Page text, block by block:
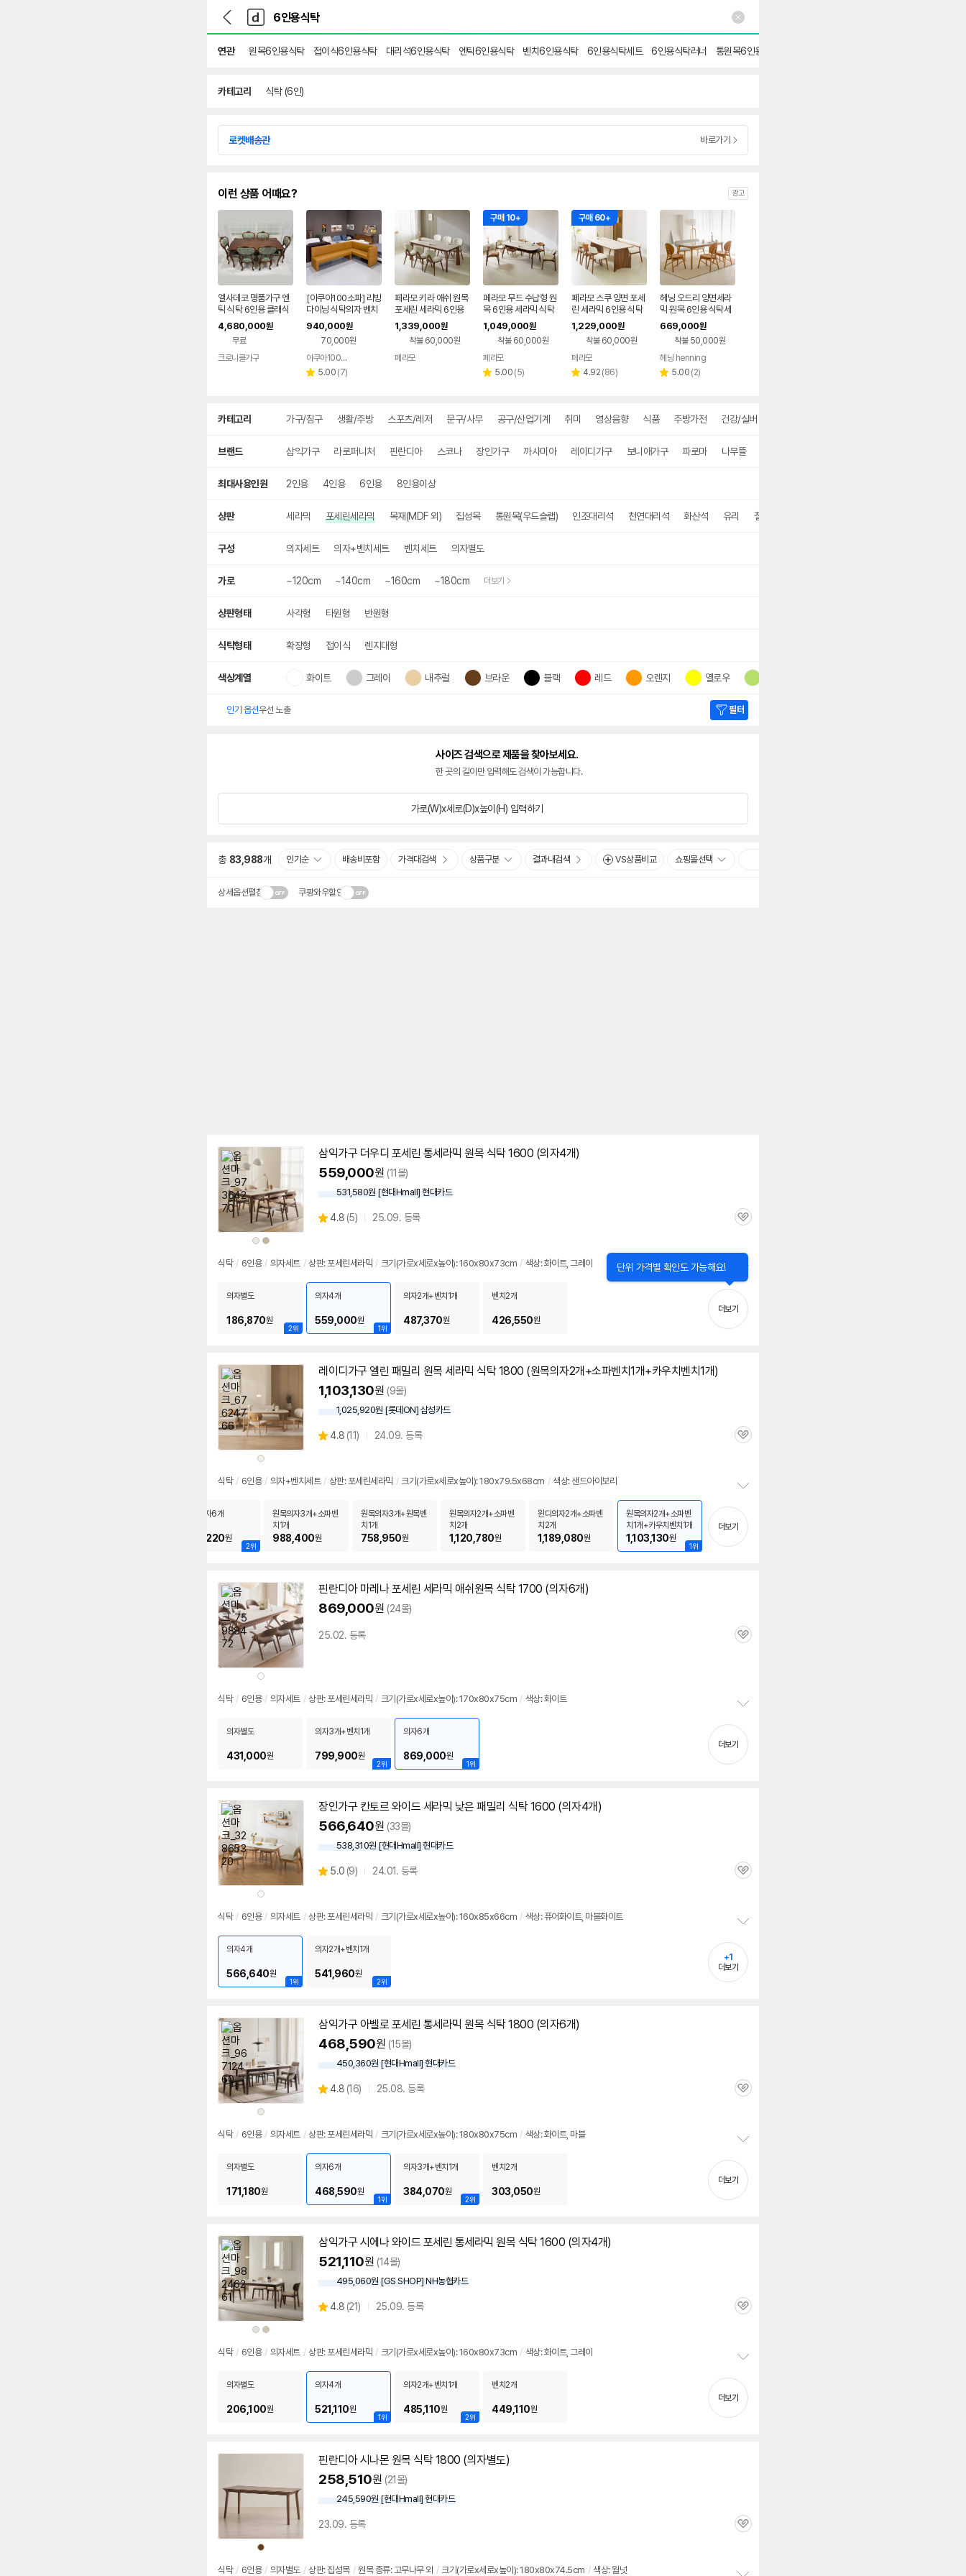
다
나
와
가
기
다
와
메
인
연관 원목6인용식탁 접이식6인용식탁 대리석6인용식탁 엔틱6인용식탁 벤치6인용식탁 6인용식탁세트 6인용식탁러너 통원목6인용식탁
카테고리 식탁 (6인)
로켓배송관 바로가기
이런 상품 어때요? 광고
엘사데코 명품가구 엔
틱 식탁 6인용 클래식
고급 원목 앤틱 식탁세
트 ELC-1071
4,680,000원
무료
크로니클가구
[아쿠아100소파] 리빙
다이닝 식탁의자 벤치
형소파 코너소파 - 맞
춤제작 국내제작
940,000원
70,000원
아쿠아100소파
별 5.00 리
(7)
페라모 키라 애쉬 원목
포세린 세라믹 6인용
식탁 세트 무소음 의자
6개 1800mm
1,339,000원
착불 60,000원
페라모
구매 10+
페라모 무드 수납형 원
목 6인용 세라믹 식탁
세트 타원형 1800 의
자3개 + 벤치1개
1,049,000원
착불 60,000원
페이
페라모
별 5.00 리
(5)
구매 60+
페라모 스쿠 양면 포세
린 세라믹 6인용 식탁
테이블 세트 의자3 벤
치1, 2000mm
1,229,000원
착불 60,000원
페이
페라모
별 4.92 리
(86)
헤닝 오드리 양면세라
믹 원목 6인용 식탁세
트 1800 벤치1 의자3
669,000원
착불 50,000원
헤닝 henning
별 5.00 리
(2)
카테고리 가구/침구 생활/주방 스포츠/레저 문구/사무 공구/산업기계 취미 영상음향 식품 주방가전 건강/실버
브랜드 삼익가구 라로퍼니처 핀란디아 스코나 장인가구 까사미아 레이디가구 보니애가구 파로마 나무뜰
최대사용인원 2인용 4인용 6인용 8인용이상
상판 세라믹 포세린세라믹 목재(MDF 외) 집성목 통원목(우드슬랩) 인조대리석 천연대리석 화산석 유리 철제
구성 의자세트 의자+벤치세트 벤치세트 의자별도
가로 ~120cm ~140cm ~160cm ~180cm 더보기
상판형태 사각형 타원형 반원형
식탁형태 확장형 접이식 렌지대형
색상계열 화이트 그레이 내추럴 브라운 블랙 레드 오렌지 옐로우
인기 옵션우선 노출 필터
사이즈 검색으로 제품을 찾아보세요.
한 곳의 길이만 입력해도 검색이 가능합니다.
가로(W)x세로(D)x높이(H) 입력하기
총 83,988개 인기순 배송비포함 가격대검색 상품구분 결과내검색 VS상품비교 쇼핑몰선택
상세옵션펼침 쿠팡와우할인
상
품
색
상
상
품
상
삼익가구 더우디 포세린 통세라믹 원목 식탁1600 (의자4개)
559,000원 (11몰)
531,580원 [현대Hmall] 현대카드
별
4.8 (상
뷰
5) 25.09. 등록
관
식탁 / 6인용 / 의자세트 / 상판: 포세린세라믹 / 크기(가로x세로x높이): 160x80x73cm / 색상: 화이트, 그레이
정
펼
치
2위
의자별도
186,870원
1위
의자4개
559,000원
의자2개+벤치1개
487,370원
벤치2개
426,550원
단위 가격별 확인도 가능해요!
기
더보기
상
품
상
레이디가구 엘린 패밀리 원목 세라믹 식탁1800 (원목의자2개+소파벤치1개+카우치벤치1개)
1,103,130원 (9몰)
1,025,920원 [롯데ON] 삼성카드
별
4.8 (상
뷰
11) 24.09. 등록
관
식탁 / 6인용 / 의자+벤치세트 / 상판: 포세린세라믹 / 크기(가로x세로x높이): 180x79.5x68cm / 색상: 샌드아이보리
펼
치
2위
원목의자6개
922,220원
원목의자3개+소파벤
치1개
988,400원
원목의자3개+원목벤
치1개
758,950원
원목의자2개+소파벤
치2개
1,120,780원
윈디의자2개+소파벤
치2개
1,189,080원
1위
원목의자2개+소파벤
치1개+카우치벤치1개
1,103,130원
더보기
상
품
상
핀란디아 마레나 포세린 세라믹 애쉬원목 식탁1700 (의자6개)
869,000원 (24몰)
25.02. 등록
관
식탁 / 6인용 / 의자세트 / 상판: 포세린세라믹 / 크기(가로x세로x높이): 170x80x75cm / 색상: 화이트
펼
치
의자별도
431,000원
2위
의자3개+벤치1개
799,900원
1위
의자6개
869,000원
더보기
상
품
상
장인가구 칸토르 와이드 세라믹 낮은 패밀리 식탁1600 (의자4개)
566,640원 (33몰)
538,310원 [현대Hmall] 현대카드
별
5.0 (상
뷰
9) 24.01. 등록
관
식탁 / 6인용 / 의자세트 / 상판: 포세린세라믹 / 크기(가로x세로x높이): 160x85x66cm / 색상: 퓨어화이트, 마블화이트
펼
치
1위
의자4개
566,640원
2위
의자2개+벤치1개
541,960원
+1
더보기
상
품
상
삼익가구 아벨로 포세린 통세라믹 원목 식탁1800 (의자6개)
468,590원 (15몰)
450,360원 [현대Hmall] 현대카드
별
4.8 (상
뷰
16) 25.08. 등록
관
식탁 / 6인용 / 의자세트 / 상판: 포세린세라믹 / 크기(가로x세로x높이): 180x80x75cm / 색상: 화이트, 마블
펼
치
의자별도
171,180원
1위
의자6개
468,590원
2위
의자3개+벤치1개
384,070원
벤치2개
303,050원
더보기
상
품
색
상
상
품
상
삼익가구 시에나 와이드 포세린 통세라믹 원목 식탁1600 (의자4개)
521,110원 (14몰)
495,060원 [GS SHOP] NH농협카드
별
4.8 (상
뷰
21) 25.09. 등록
관
식탁 / 6인용 / 의자세트 / 상판: 포세린세라믹 / 크기(가로x세로x높이): 160x80x73cm / 색상: 화이트, 그레이
펼
치
의자별도
206,100원
1위
의자4개
521,110원
2위
의자2개+벤치1개
485,110원
벤치2개
449,110원
더보기
상
품
상
핀란디아 시나몬 원목 식탁1800 (의자별도)
258,510원 (21몰)
245,590원 [현대Hmall] 현대카드
23.09. 등록
관
식탁 / 6인용 / 의자별도 / 상판: 집성목 / 원목 종류: 고무나무 외 / 크기(가로x세로x높이): 180x80x74.5cm / 색상: 월넛